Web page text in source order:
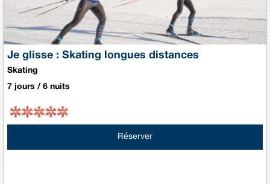
Je glisse : Skating longues distances
Skating
7 jours / 6 nuits
Réserver